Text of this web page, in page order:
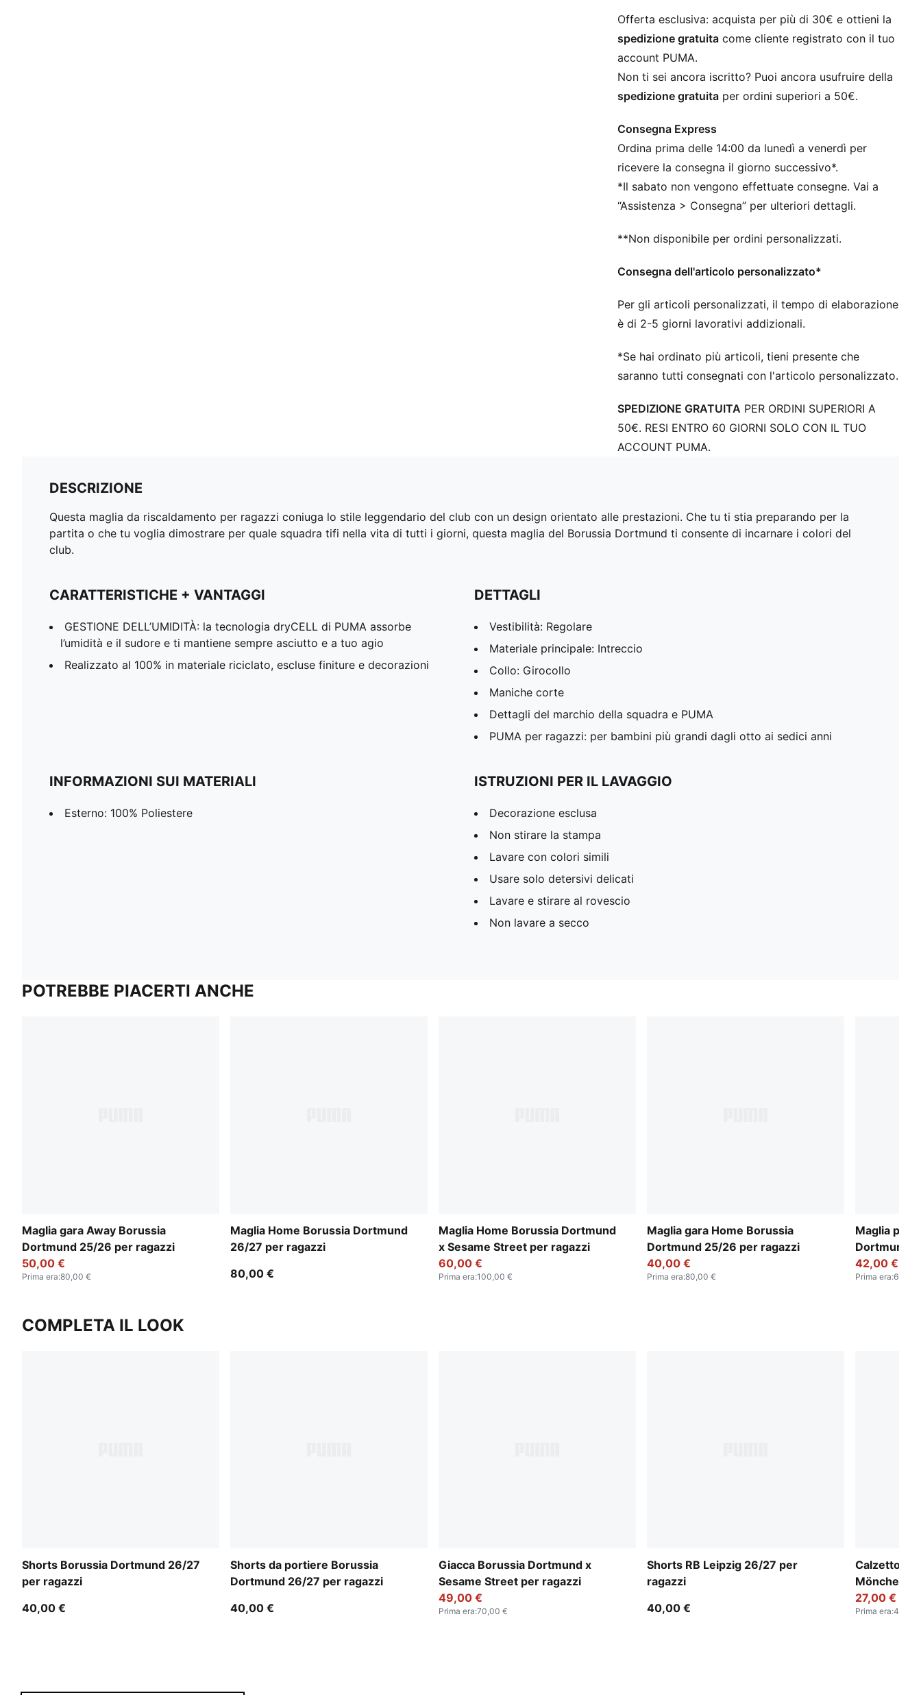
PUMA assorbe l’umidità e il sudore e ti mantiene
sempre asciutto e a tuo agio
Realizzato al 100% in materiale riciclato, escluse
DETTAGLI
Vestibilità: Regolare
Collo: Girocollo
Maniche corte
Dettagli del marchio della squadra e PUMA
PUMA per ragazzi: per bambini più grandi dagli otto
ai sedici anni
Offerta esclusiva: acquista per più di 30€ e ottieni la
spedizione gratuita come cliente registrato con il tuo
account PUMA.
Non ti sei ancora iscritto? Puoi ancora usufruire della
spedizione gratuita per ordini superiori a 50€.
Consegna Express
Ordina prima delle 14:00 da lunedì a venerdì per
ricevere la consegna il giorno successivo*.
*Il sabato non vengono effettuate consegne. Vai a
“Assistenza > Consegna” per ulteriori dettagli.
**Non disponibile per ordini personalizzati.
Consegna dell'articolo personalizzato*
Per gli articoli personalizzati, il tempo di elaborazione
è di 2-5 giorni lavorativi addizionali.
*Se hai ordinato più articoli, tieni presente che
saranno tutti consegnati con l'articolo personalizzato.
SPEDIZIONE GRATUITA PER ORDINI SUPERIORI A
50€. RESI ENTRO 60 GIORNI SOLO CON IL TUO
ACCOUNT PUMA.
DESCRIZIONE
Questa maglia da riscaldamento per ragazzi coniuga lo stile leggendario del club con un design orientato alle prestazioni. Che tu ti stia preparando per la
partita o che tu voglia dimostrare per quale squadra tifi nella vita di tutti i giorni, questa maglia del Borussia Dortmund ti consente di incarnare i colori del
club.
CARATTERISTICHE + VANTAGGI
GESTIONE DELL’UMIDITÀ: la tecnologia dryCELL di PUMA assorbe
l’umidità e il sudore e ti mantiene sempre asciutto e a tuo agio
Realizzato al 100% in materiale riciclato, escluse finiture e decorazioni
DETTAGLI
Vestibilità: Regolare
Materiale principale: Intreccio
Collo: Girocollo
Maniche corte
Dettagli del marchio della squadra e PUMA
PUMA per ragazzi: per bambini più grandi dagli otto ai sedici anni
INFORMAZIONI SUI MATERIALI
Esterno: 100% Poliestere
ISTRUZIONI PER IL LAVAGGIO
Decorazione esclusa
Non stirare la stampa
Lavare con colori simili
Usare solo detersivi delicati
Lavare e stirare al rovescio
Non lavare a secco
POTREBBE PIACERTI ANCHE
Maglia gara Away Borussia
Dortmund 25/26 per ragazzi
50,00 €
Prima era:80,00 €
Maglia Home Borussia Dortmund
26/27 per ragazzi
80,00 €
Maglia Home Borussia Dortmund
x Sesame Street per ragazzi
60,00 €
Prima era:100,00 €
Maglia gara Home Borussia
Dortmund 25/26 per ragazzi
40,00 €
Prima era:80,00 €
Maglia pre-
Dortmund
42,00 €
Prima era:60,00
COMPLETA IL LOOK
Shorts Borussia Dortmund 26/27
per ragazzi
40,00 €
Shorts da portiere Borussia
Dortmund 26/27 per ragazzi
40,00 €
Giacca Borussia Dortmund x
Sesame Street per ragazzi
49,00 €
Prima era:70,00 €
Shorts RB Leipzig 26/27 per
ragazzi
40,00 €
Calzettoni
ragazzi
27,00 €
Prima era:40,00